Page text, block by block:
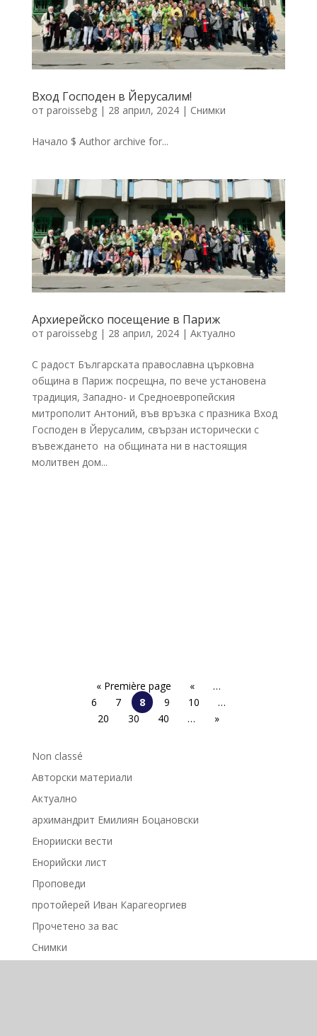
Вход Господен в Йерусалим!
от paroissebg| 28 април, 2024| Снимки
Начало $ Author archive for...
Архиерейско посещение в Париж
от paroissebg| 28 април, 2024| Актуално
С радост Българската православна църковна
община в Париж посрещна, по вече установена
традиция, Западно- и Средноевропейския
митрополит Антоний, във връзка с празника Вход
Господен в Йерусалим, свързан исторически с
въвеждането на общината ни в настоящия
молитвен дом...
« Première page «
…
6
7 8 9 10
…
20
30 40 … »
Non classé
Авторски материали
Актуално
архимандрит Емилиян Боцановски
Енорииски вести
Енорийски лист
Проповеди
протойерей Иван Карагеоргиев
Прочетено за вас
Снимки